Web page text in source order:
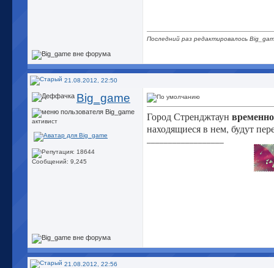
Последний раз редактировалось
21.08.2012, 22:50
Big_game
активист
Сообщений: 9,245
Город Стренджтаун
находящиеся в нем, будут
21.08.2012, 22:56